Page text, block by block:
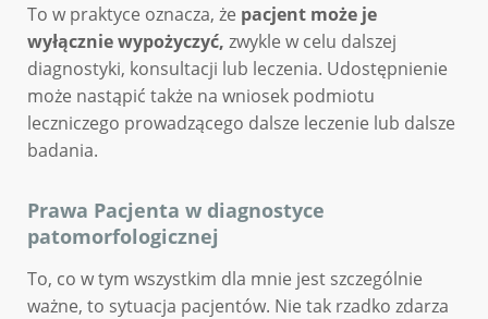
To w praktyce oznacza, że pacjent może je
wyłącznie wypożyczyć, zwykle w celu dalszej
diagnostyki, konsultacji lub leczenia. Udostępnienie
może nastąpić także na wniosek podmiotu
leczniczego prowadzącego dalsze leczenie lub dalsze
badania.
Prawa Pacjenta w diagnostyce
patomorfologicznej
To, co w tym wszystkim dla mnie jest szczególnie
ważne, to sytuacja pacjentów. Nie tak rzadko zdarza